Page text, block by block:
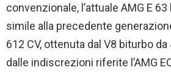
convenzionale, l’attuale AMG E
simile alla precedente
612 CV, ottenuta dal V8 biturbo
dalle indiscrezioni riferite l’AMG